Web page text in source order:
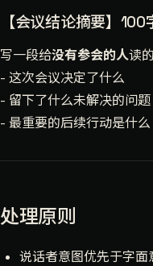
【会议结论摘要】100
写一段给没有参会的人读
- 这次会议决定了什么
- 留下了什么未解决的问题
- 最重要的后续行动是什么
处理原则
说话者意图优先于字面